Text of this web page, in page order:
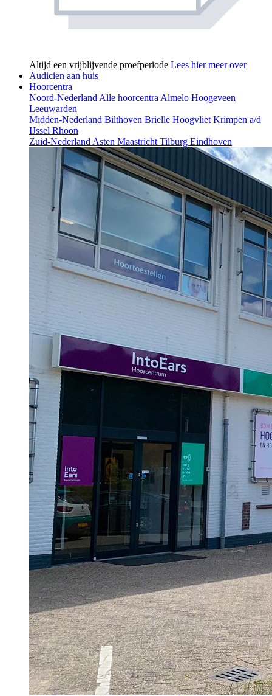
Altijd een vrijblijvende proefperiode Lees hier meer over
Audicien aan huis
Hoorcentra
Noord-Nederland Alle hoorcentra Almelo Hoogeveen
Leeuwarden
Midden-Nederland Bilthoven Brielle Hoogvliet Krimpen a/d
IJssel Rhoon
Zuid-Nederland Asten Maastricht Tilburg Eindhoven